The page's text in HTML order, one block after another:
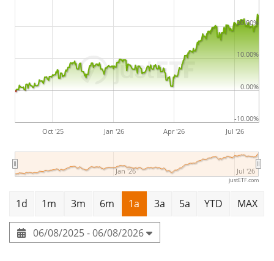
Oct '25 Jan '26 Apr '26 Jul '26
Jan '26 Jul '26
-10.00%
0.00%
10.00%
20.00%
justETF.com
1d 1m 3m 6m 1a 3a 5a YTD MAX
06/08/2025 - 06/08/2026